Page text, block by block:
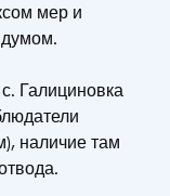
мер и
Галициновка
наличие там